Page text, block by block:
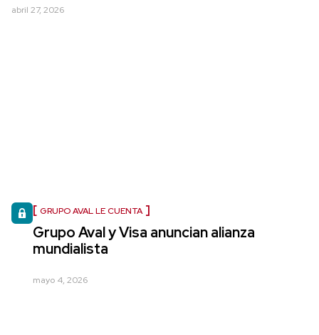
abril 27, 2026
GRUPO AVAL LE CUENTA
Grupo Aval y Visa anuncian alianza
mundialista
mayo 4, 2026